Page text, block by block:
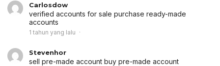
Carlosdow
verified accounts for sale purchase ready-made
accounts
1 tahun yang lalu
Stevenhor
sell pre-made account buy pre-made account